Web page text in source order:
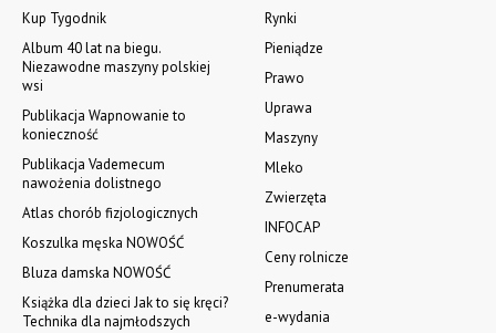
Rynki
Pieniądze
Prawo
Uprawa
Maszyny
Mleko
Zwierzęta
INFOCAP
Ceny rolnicze
Prenumerata
e-wydania
Kup Tygodnik
Album 40 lat na biegu.
Niezawodne maszyny polskiej
wsi
Publikacja Wapnowanie to
konieczność
Publikacja Vademecum
nawożenia dolistnego
Atlas chorób fizjologicznych
Koszulka męska NOWOŚĆ
Bluza damska NOWOŚĆ
Książka dla dzieci Jak to się kręci?
Technika dla najmłodszych